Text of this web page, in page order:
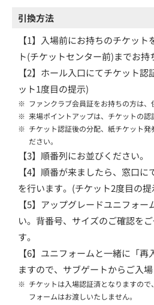
引換方法
【1】入場前にお持ちのチケッ
ト(チケットセンター前)までお持
【2】ホール入口にてチケット
ット1度目の提示)
※ ファンクラブ会員証をお持ちの方は、
※ 来場ポイントアップは、チケットの認
※ チケット認証後の分配、紙チケット発
ださい。
【3】順番列にお並びください。
【4】順番が来ましたら、窓口
を行います。(チケット2度目の提
【5】アップグレードユニフォ
い。背番号、サイズのご確認を
す。
【6】ユニフォームと一緒に「
ますので、サブゲートからご入場
※ チケットは入場認証済となりますの
フォームはお渡しいたしません。